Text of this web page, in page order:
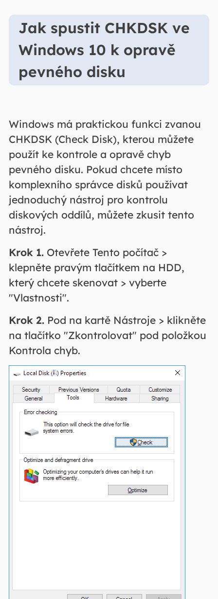
Jak spustit CHKDSK ve
Windows 10 k opravě
pevného disku
Windows má praktickou funkci zvanou
CHKDSK (Check Disk), kterou můžete
použít ke kontrole a opravě chyb
pevného disku. Pokud chcete místo
komplexního správce disků používat
jednoduchý nástroj pro kontrolu
diskových oddílů, můžete zkusit tento
nástroj.
Krok 1.Otevřete Tento počítač >
klepněte pravým tlačítkem na HDD,
který chcete skenovat > vyberte
"Vlastnosti".
Krok 2.Pod na kartě Nástroje > klikněte
na tlačítko "Zkontrolovat" pod položkou
Kontrola chyb.